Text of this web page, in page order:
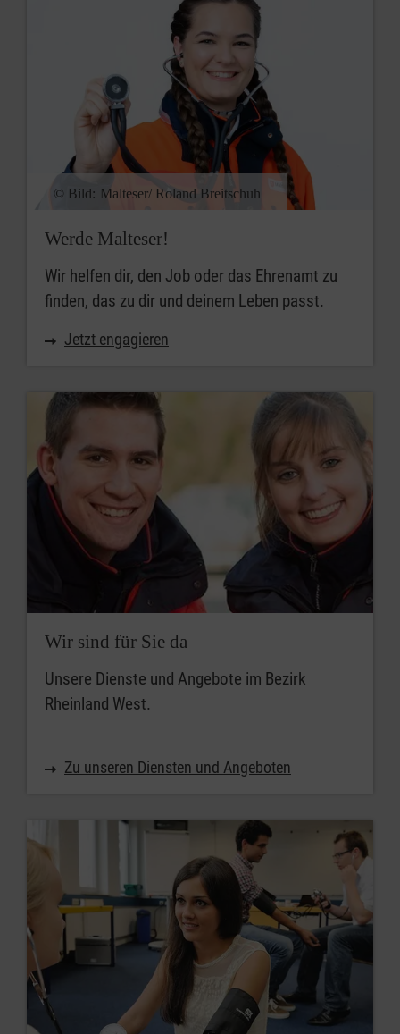
© Bild: Malteser/ Roland Breitschuh
Werde Malteser!
Wir helfen dir, den Job oder das Ehrenamt zu
finden, das zu dir und deinem Leben passt.
Jetzt engagieren
Wir sind für Sie da
Unsere Dienste und Angebote im Bezirk
Rheinland West.
Zu unseren Diensten und Angeboten